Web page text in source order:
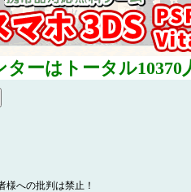
ーはトータル10370
様への批判は禁止！